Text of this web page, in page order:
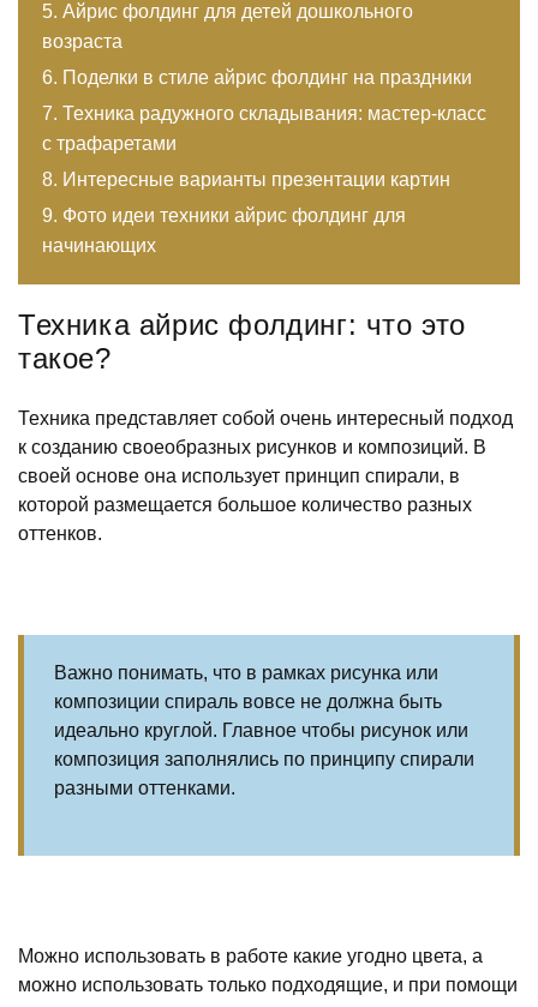
Айрис фолдинг для детей дошкольного
возраста
Поделки в стиле айрис фолдинг на праздники
Техника радужного складывания: мастер-класс
с трафаретами
Интересные варианты презентации картин
Фото идеи техники айрис фолдинг для
начинающих
Техника айрис фолдинг: что это
такое?
Техника представляет собой очень интересный подход
к созданию своеобразных рисунков и композиций. В
своей основе она использует принцип спирали, в
которой размещается большое количество разных
оттенков.
Важно понимать, что в рамках рисунка или
композиции спираль вовсе не должна быть
идеально круглой. Главное чтобы рисунок или
композиция заполнялись по принципу спирали
разными оттенками.
Можно использовать в работе какие угодно цвета, а
можно использовать только подходящие, и при помощи